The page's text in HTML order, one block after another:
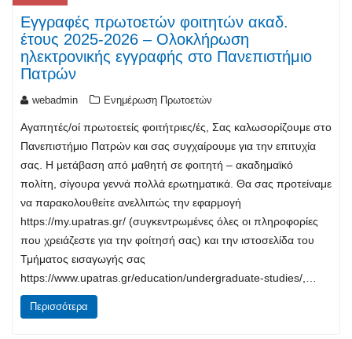
Εγγραφές πρωτοετών φοιτητών ακαδ.
έτους 2025-2026 – Ολοκλήρωση
ηλεκτρονικής εγγραφής στο Πανεπιστήμιο
Πατρών
webadmin Ενημέρωση Πρωτοετών
Αγαπητές/οί πρωτοετείς φοιτήτριες/ές, Σας καλωσορίζoυμε στο
Πανεπιστήμιο Πατρών και σας συγχαίρουμε για την επιτυχία
σας. Η μετάβαση από μαθητή σε φοιτητή – ακαδημαϊκό
πολίτη, σίγουρα γεννά πολλά ερωτηματικά. Θα σας προτείναμε
να παρακολουθείτε ανελλιπώς την εφαρμογή
https://my.upatras.gr/ (συγκεντρωμένες όλες οι πληροφορίες
που χρειάζεστε για την φοίτησή σας) και την ιστοσελίδα του
Τμήματος εισαγωγής σας
https://www.upatras.gr/education/undergraduate-studies/,…
Περισσότερα